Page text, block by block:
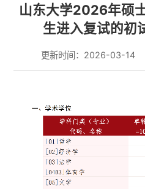
山东大学2026年硕
生进入复试的初
更新时间：2026-03-14